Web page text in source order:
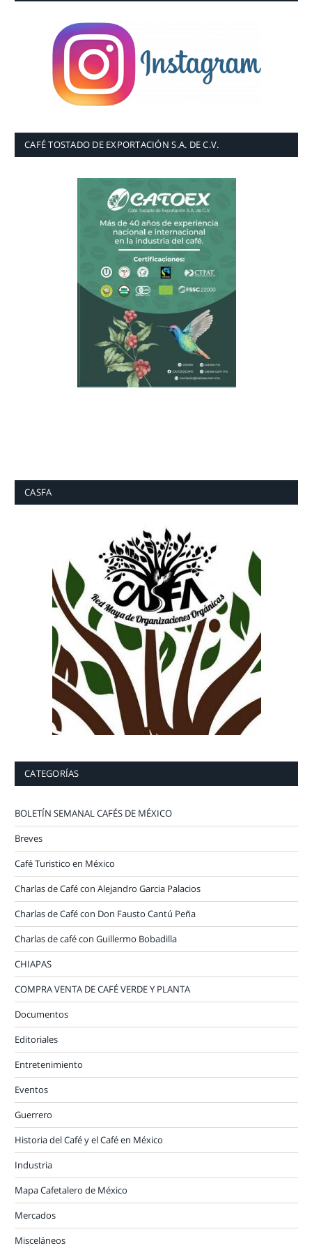
CAFÉ TOSTADO DE EXPORTACIÓN S.A. DE C.V.
CASFA
CATEGORÍAS
BOLETÍN SEMANAL CAFÉS DE MÉXICO
Breves
Café Turistico en México
Charlas de Café con Alejandro Garcia Palacios
Charlas de Café con Don Fausto Cantú Peña
Charlas de café con Guillermo Bobadilla
CHIAPAS
COMPRA VENTA DE CAFÉ VERDE Y PLANTA
Documentos
Editoriales
Entretenimiento
Eventos
Guerrero
Historia del Café y el Café en México
Industria
Mapa Cafetalero de México
Mercados
Misceláneos